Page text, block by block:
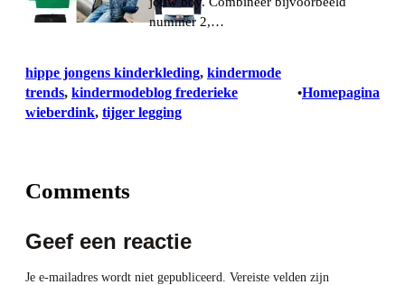
nummer 2,…
hippe jongens kinderkleding, kindermode
trends, kindermodeblog frederieke
wieberdink, tijger legging
•Homepagina
Comments
Geef een reactie
Je e-mailadres wordt niet gepubliceerd.
Vereiste velden zijn